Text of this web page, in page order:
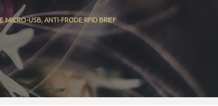
MICRO-USB, ANTI-FRODE RFID BRIEF